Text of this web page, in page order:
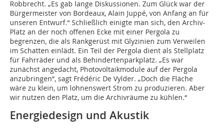
Robbrecht. „Es gab lange Diskussionen. Zum Glück war der
Bürgermeister von Bordeaux, Alain Juppé, von Anfang an für
unseren Entwurf.“ Schließlich einigte man sich, den Archiv-
Platz an der noch offenen Ecke mit einer Pergola zu
begrenzen, die als Rankgerüst mit Glyzinien zum Verweilen
im Schatten einlädt. Ein Teil der Pergola dient als Stellplatz
für Fahrräder und als Behindertenparkplatz. „Es war
zunächst angedacht, Photovoltaikmodule auf der Pergola
anzubringen“, sagt Frédéric De Vylder. „Doch die Fläche
wäre zu klein, um lohnenswert Strom zu produzieren. Aber
wir nutzen den Platz, um die Archivräume zu kühlen.“
Energiedesign und Akustik